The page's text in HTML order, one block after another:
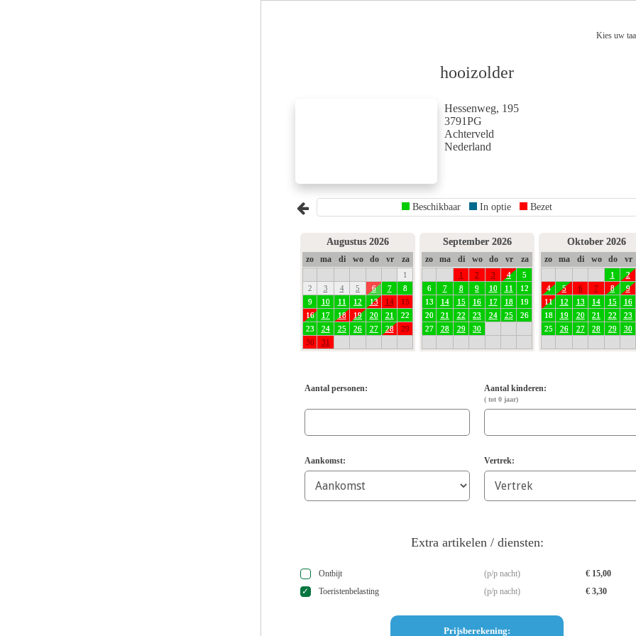
Kies uw
hooizolder
Hessenweg, 195
3791PG
Achterveld
Nederland
Beschikbaar In optie Bezet
Augustus 2026
zo ma di wo do vr za
1
2
3 4 5 6 7
8
9
10 11 12 13 14
15
16
17 18 19 20 21
22
23
24 25 26 27 28
29
30
31
September 2026
zo ma di wo do vr za
1 2 3 4
5
6
7 8 9 10 11
12
13
14 15 16 17 18
19
20
21 22 23 24 25
26
27
28 29 30
Oktober 2026
zo ma di wo do vr
1
2
4
5 6 7 8
9
11
12 13 14 15
16
18
19 20 21 22
23
25
26 27 28 29 30
Aantal personen: Aantal kinderen:
( tot 0 jaar)
Aankomst: Vertrek:
Extra artikelen / diensten:
Ontbijt p/p nacht
€ 15,00
Toeristenbelasting
p/p nacht € 3,30